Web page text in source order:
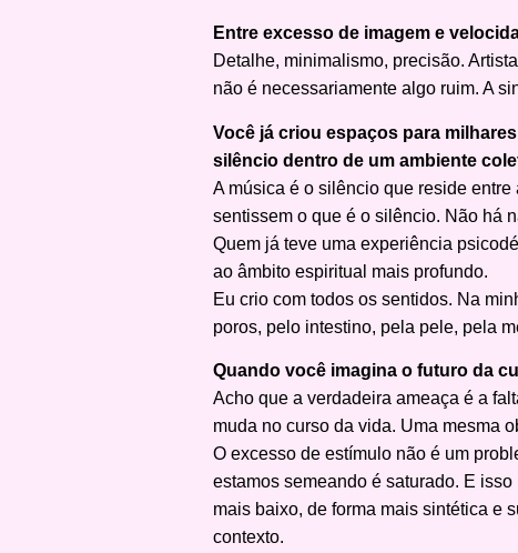
Entre excesso de imagem e
Detalhe, minimalismo, precisão.
não é necessariamente algo ruim. A
Você já criou espaços para
silêncio dentro de um ambiente
A música é o silêncio que reside
sentissem o que é o silêncio. Não há
Quem já teve uma experiência
ao âmbito espiritual mais profundo.
Eu crio com todos os sentidos. Na
poros, pelo intestino, pela pele, pela
Quando você imagina o futuro da
Acho que a verdadeira ameaça é a
muda no curso da vida. Uma mesma
O excesso de estímulo não é um
estamos semeando é saturado. E
mais baixo, de forma mais sintética e
contexto.